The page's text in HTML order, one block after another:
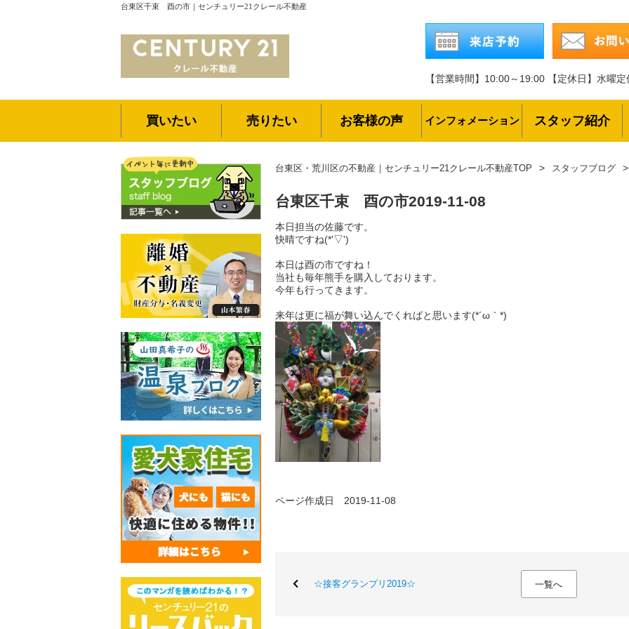
台東区千束 酉の市｜センチュリー21クレール不動産
【営業時間】10:00～19:00 【定休日】水曜定
買いたい 売りたい お客様の声 インフォメーション スタッフ紹介
台東区・荒川区の不動産｜センチュリー21クレール不動産TOP スタッフブログ
台東区千束 酉の市2019-11-08
本日担当の佐藤です。
快晴ですね(*'▽')
本日は酉の市ですね！
当社も毎年熊手を購入しております。
今年も行ってきます。
来年は更に福が舞い込んでくればと思います(*´ω｀*)
ページ作成日 2019-11-08
☆接客グランプリ2019☆ 一覧へ